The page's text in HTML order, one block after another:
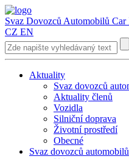
Svaz Dovozců Automobilů Car
CZ EN
Aktuality
Svaz dovozců
Aktuality členů
Vozidla
Silniční doprava
Životní prostředí
Obecné
Svaz dovozců automobilů